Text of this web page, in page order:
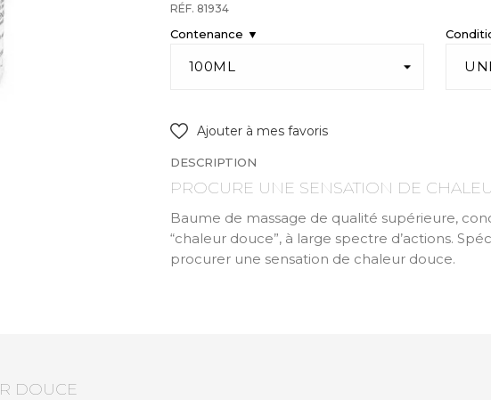
RÉF. 81934
Contenance ▼
Ajouter à mes favoris
DESCRIPTION
PROCURE UNE SENSATION DE
Baume de massage de qualité supérieure,
“chaleur douce”, à large spectre d’actions.
procurer une sensation de chaleur douce.
DOUCE